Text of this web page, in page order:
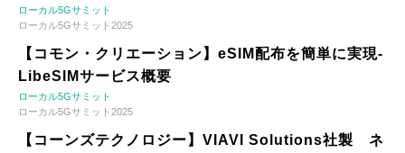
ローカル5Gサミット
ローカル5Gサミット2025
【コモン・クリエーション】eSIM配布を簡単に実現-
LibeSIMサービス概要
ローカル5Gサミット
ローカル5Gサミット2025
【コーンズテクノロジー】VIAVI Solutions社製 ネ